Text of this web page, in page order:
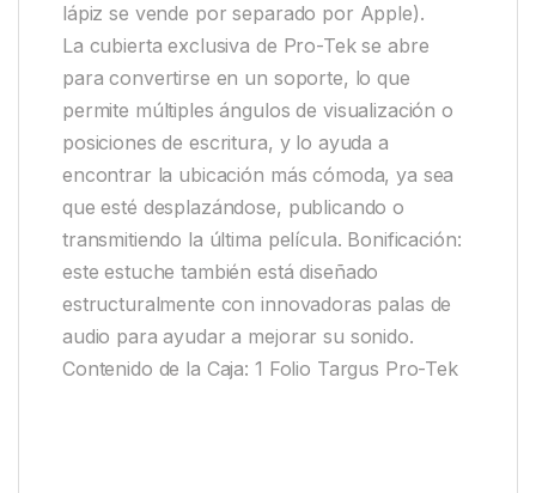
lápiz se vende por separado por Apple).
La cubierta exclusiva de Pro-Tek se abre
para convertirse en un soporte, lo que
permite múltiples ángulos de visualización o
posiciones de escritura, y lo ayuda a
encontrar la ubicación más cómoda, ya sea
que esté desplazándose, publicando o
transmitiendo la última película. Bonificación:
este estuche también está diseñado
estructuralmente con innovadoras palas de
audio para ayudar a mejorar su sonido.
Contenido de la Caja: 1 Folio Targus Pro-Tek